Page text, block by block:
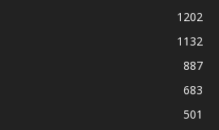
1202
1132
887
683
501